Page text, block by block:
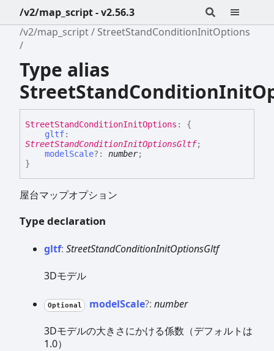
/v2/map_script - v2.56.3
/v2/map_script
StreetStandConditionInitOptions
Type alias
StreetStandConditionInitOptions :
{
gltf:
StreetStandConditionInitOptionsGltf;
modelScale?: number;
}
屋台マップオプション
Type declaration
gltf: StreetStandConditionInitOptionsGltf
3Dモデル
Optional modelScale?: number
3Dモデルの大きさにかける係数（デフォルトは
1.0）